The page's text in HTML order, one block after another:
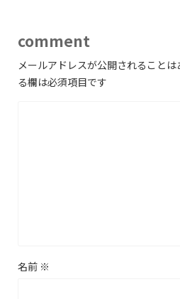
comment
メールアドレスが公開されることは
る欄は必須項目です
名前 ※